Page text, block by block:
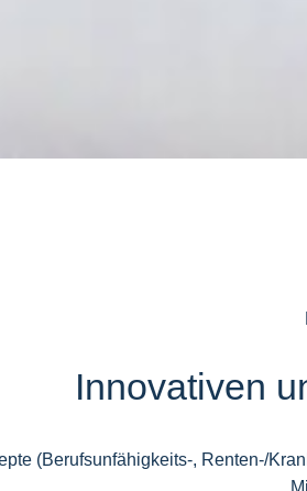
Innovativen
(Berufsunfähigkeits-, Renten-/